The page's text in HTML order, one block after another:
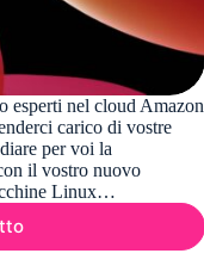
esperti nel cloud Amazon
carico di vostre
per voi la
il vostro nuovo
Linux…